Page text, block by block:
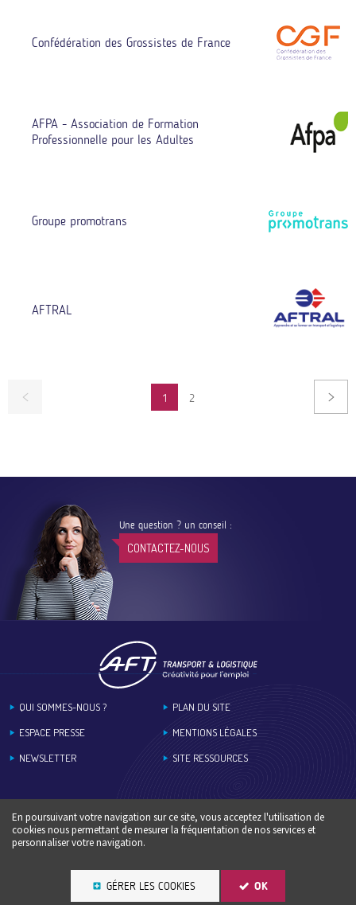
Confédération des Grossistes de France
AFPA - Association de Formation
Professionnelle pour les Adultes
Groupe promotrans
AFTRAL
1
PAGE
2
Une question ? un conseil :
CONTACTEZ-NOUS
QUI SOMMES-NOUS ?
ESPACE PRESSE
NEWSLETTER
PLAN DU SITE
MENTIONS LÉGALES
SITE RESSOURCES
En poursuivant votre navigation sur ce site, vous acceptez l'utilisation de
cookies nous permettant de mesurer la fréquentation de nos services et
personnaliser votre navigation.
GÉRER LES COOKIES OK